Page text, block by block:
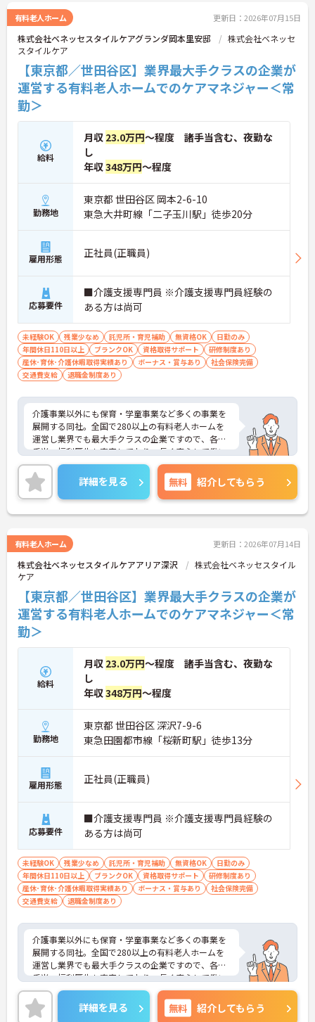
有料老人ホーム 更新日：2026年07月15日
株式会社ベネッセスタイルケアグランダ岡本里安邸
株式会社ベネッセ
スタイルケア
【東京都／世田谷区】業界最大手クラスの企業が
運営する有料老人ホームでのケアマネジャー＜常
勤＞
給料
月収 23.0万円～程度 諸手当含む、夜勤な
し
年収348万円～程度
勤務地
東京都 世田谷区 岡本2-6-10
東急大井町線「二子玉川駅」徒歩20分
雇用形態 正社員(正職員)
応募要件
■介護支援専門員 ※介護支援専門員経験の
ある方は尚可
未経験OK 残業少なめ 託児所・育児補助 無資格OK
日勤のみ
年間休日110日以上
ブランクOK 資格取得サポート
研修制度あり
産休･育休･介護休暇取得実績あり
ボーナス・賞与あり
社会保険完備
交通費支給
退職金制度あり
介護事業以外にも保育・学童事業など多くの事業を
展開する同社。全国で280以上の有料老人ホームを
運営し業界でも最大手クラスの企業ですので、各種
手当、福利厚生も充実しており、長く安心して働い
ていただける環境です。ご興味ある方には、面接対
策ポイントなど、さらに詳細をお話しいたしますの
でお気軽にご相談ください。
詳細を見る 無料 紹介してもらう
有料老人ホーム 更新日：2026年07月14日
株式会社ベネッセスタイルケアアリア深沢
株式会社ベネッセスタイル
ケア
【東京都／世田谷区】業界最大手クラスの企業が
運営する有料老人ホームでのケアマネジャー＜常
勤＞
給料
月収 23.0万円～程度 諸手当含む、夜勤な
し
年収348万円～程度
勤務地
東京都 世田谷区 深沢7-9-6
東急田園都市線「桜新町駅」徒歩13分
雇用形態 正社員(正職員)
応募要件
■介護支援専門員 ※介護支援専門員経験の
ある方は尚可
未経験OK 残業少なめ 託児所・育児補助 無資格OK
日勤のみ
年間休日110日以上
ブランクOK 資格取得サポート
研修制度あり
産休･育休･介護休暇取得実績あり
ボーナス・賞与あり
社会保険完備
交通費支給
退職金制度あり
介護事業以外にも保育・学童事業など多くの事業を
展開する同社。全国で280以上の有料老人ホームを
運営し業界でも最大手クラスの企業ですので、各種
手当、福利厚生も充実しており、長く安心して働い
ていただける環境です。ご興味ある方には、面接対
策ポイントなど、さらに詳細をお話しいたしますの
でお気軽にご相談ください。
詳細を見る 無料 紹介してもらう